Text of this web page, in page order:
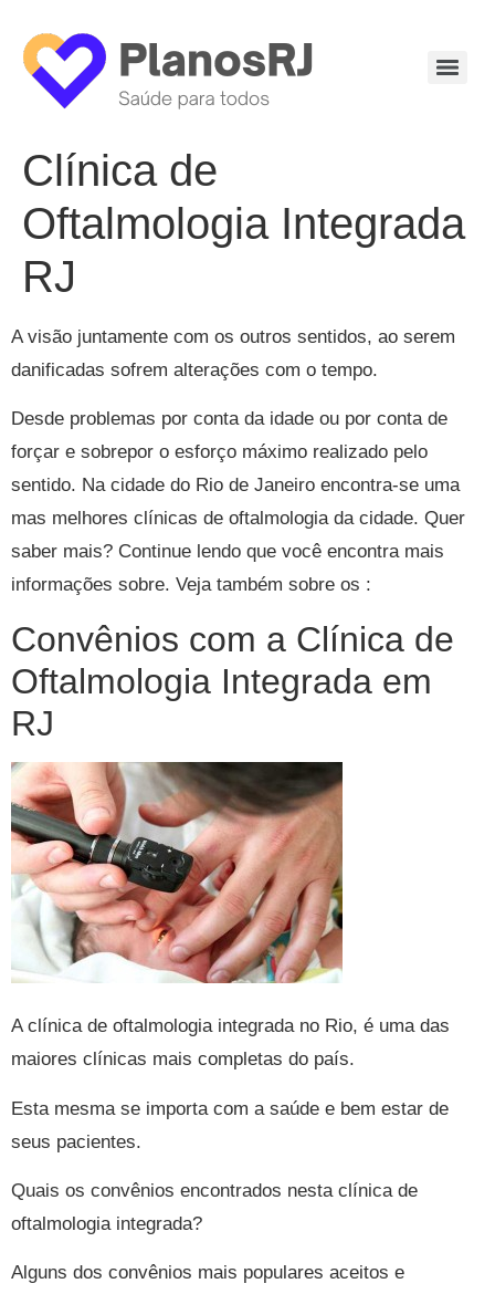
Clínica de
Oftalmologia Integrada
RJ
A visão juntamente com os outros sentidos, ao serem
danificadas sofrem alterações com o tempo.
Desde problemas por conta da idade ou por conta de
forçar e sobrepor o esforço máximo realizado pelo
sentido. Na cidade do Rio de Janeiro encontra-se uma
mas melhores clínicas de oftalmologia da cidade. Quer
saber mais? Continue lendo que você encontra mais
informações sobre. Veja também sobre os :
Convênios com a Clínica de
Oftalmologia Integrada em
RJ
A clínica de oftalmologia integrada no Rio, é uma das
maiores clínicas mais completas do país.
Esta mesma se importa com a saúde e bem estar de
seus pacientes.
Quais os convênios encontrados nesta clínica de
oftalmologia integrada?
Alguns dos convênios mais populares aceitos e